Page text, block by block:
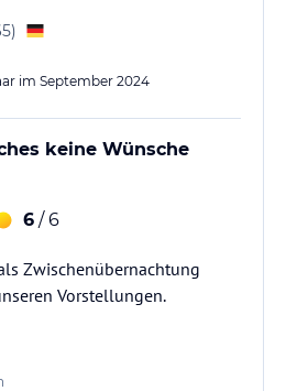
)
im September 2024
keine Wünsche
6 / 6
Zwischenübernachtung
Vorstellungen.